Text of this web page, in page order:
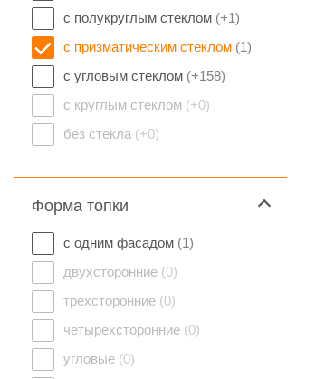
с полукруглым стеклом (+1)
с призматическим стеклом (1)
с угловым стеклом (+158)
с круглым стеклом (+0)
без стекла (+0)
Форма топки
с одним фасадом (1)
двухсторонние (0)
трехсторонние (0)
четырёхсторонние (0)
угловые (0)